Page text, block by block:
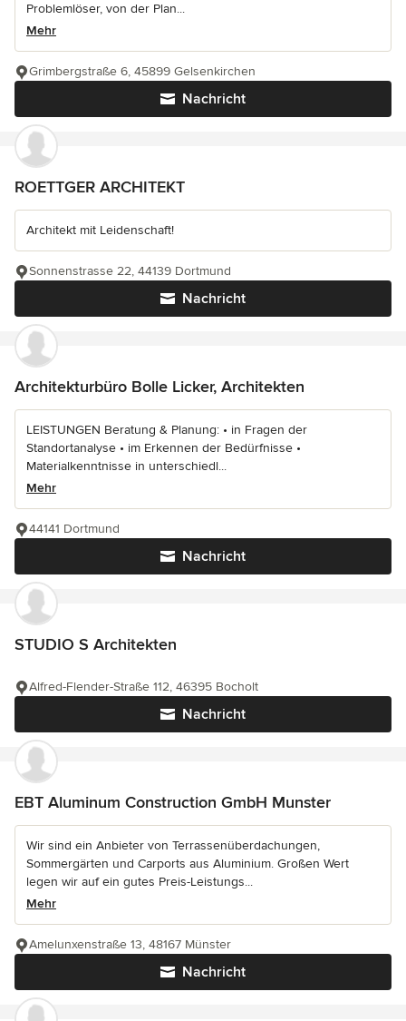
Problemlöser, von der Plan...
Mehr
Nachricht
Grimbergstraße 6, 45899 Gelsenkirchen
ROETTGER ARCHITEKT
Architekt mit Leidenschaft!
Nachricht
Sonnenstrasse 22, 44139 Dortmund
Architekturbüro Bolle Licker, Architekten
LEISTUNGEN Beratung & Planung: • in Fragen der
Standortanalyse • im Erkennen der Bedürfnisse •
Materialkenntnisse in unterschiedl...
Mehr
Nachricht
44141 Dortmund
STUDIO S Architekten
Nachricht
Alfred-Flender-Straße 112, 46395 Bocholt
EBT Aluminum Construction GmbH Munster
Wir sind ein Anbieter von Terrassenüberdachungen,
Sommergärten und Carports aus Aluminium. Großen Wert
legen wir auf ein gutes Preis-Leistungs...
Mehr
Nachricht
Amelunxenstraße 13, 48167 Münster